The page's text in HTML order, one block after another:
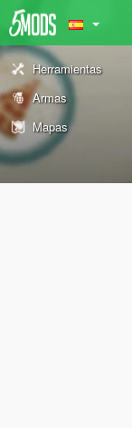
Herramientas
Armas
Mapas